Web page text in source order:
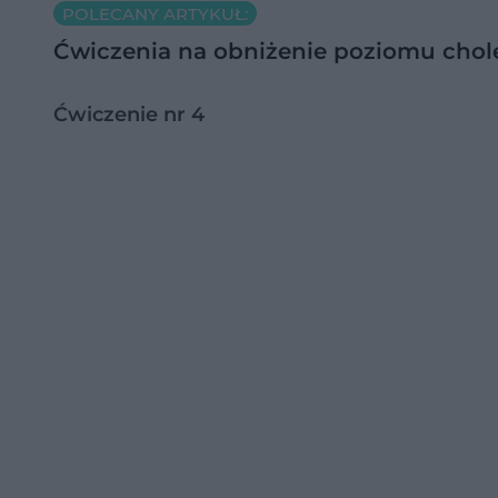
POLECANY ARTYKUŁ:
Ćwiczenia na obniżenie poziomu
Ćwiczenie nr 4